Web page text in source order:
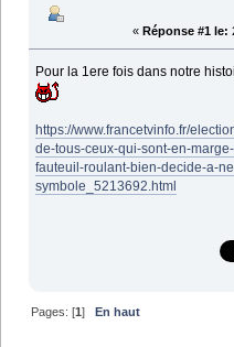
« Réponse #1 le:
Pour la 1ere fois dans notre
https://www.francetvinfo.fr/
de-tous-ceux-qui-sont-en-
fauteuil-roulant-bien-decide-a-
symbole_5213692.html
Pages: [1]En haut